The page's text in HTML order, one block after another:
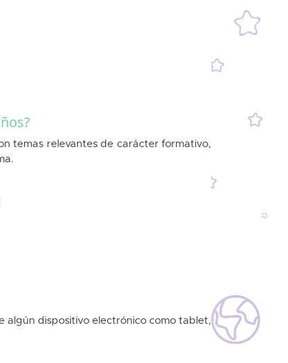
temas relevantes de carácter formativo,
algún dispositivo electrónico como tablet,